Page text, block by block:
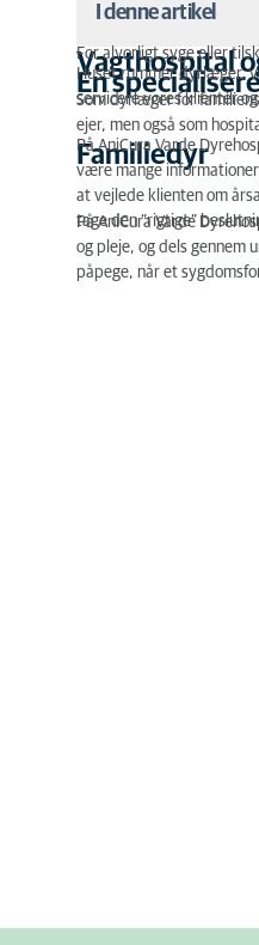
I denne artikel
Vagthospital og
En specialiseret
Familiedyr
Vagthospital
For alvorligt syge eller
En
Huset rummer dyrlæger,
servicere vores klienter
Som dyrlæger for
ejer, men også som
Familiedyr
På AniCura Varde
være mange
at vejlede klienten om
tage den ”rigtige”
På AniCura Varde
og pleje, og dels gennem
påpege, når et